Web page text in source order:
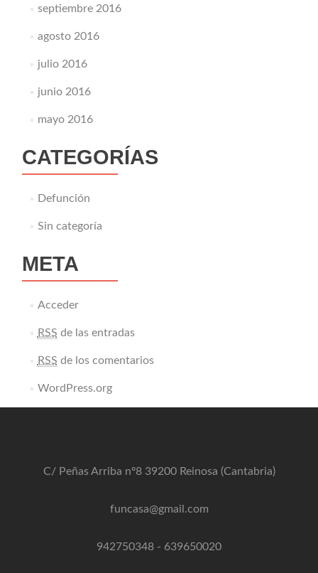
septiembre 2016
agosto 2016
julio 2016
junio 2016
mayo 2016
CATEGORÍAS
Defunción
Sin categoría
META
Acceder
RSS de las entradas
RSS de los comentarios
WordPress.org
C/ Peñas Arriba nº8 39200 Reinosa (Cantabria)
funcasa@gmail.com
942750348 - 639650020